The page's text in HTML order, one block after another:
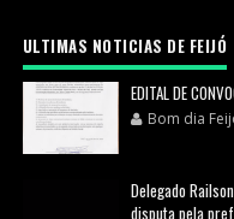
ULTIMAS NOTICIAS DE FEIJÓ
EDITAL DE
Bom dia
Delegado
disputa pela